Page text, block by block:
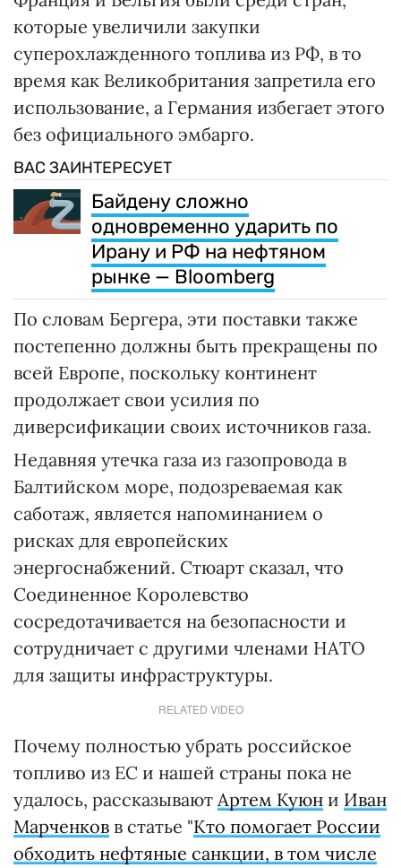
которые увеличили закупки
суперохлажденного топлива из РФ, в то
время как Великобритания запретила его
использование, а Германия избегает этого
без официального эмбарго.
ВАС ЗАИНТЕРЕСУЕТ
Байдену сложно
одновременно ударить по
Ирану и РФ на нефтяном
рынке — Bloomberg
По словам Бергера, эти поставки также
постепенно должны быть прекращены по
всей Европе, поскольку континент
продолжает свои усилия по
диверсификации своих источников газа.
Недавняя утечка газа из газопровода в
Балтийском море, подозреваемая как
саботаж, является напоминанием о
рисках для европейских
энергоснабжений. Стюарт сказал, что
Соединенное Королевство
сосредотачивается на безопасности и
сотрудничает с другими членами НАТО
для защиты инфраструктуры.
RELATED VIDEO
Почему полностью убрать российское
топливо из ЕС и нашей страны пока не
удалось, рассказывают Артем Куюн и Иван
Марченков в статье "Кто помогает России
обходить нефтяные санкции, в том числе